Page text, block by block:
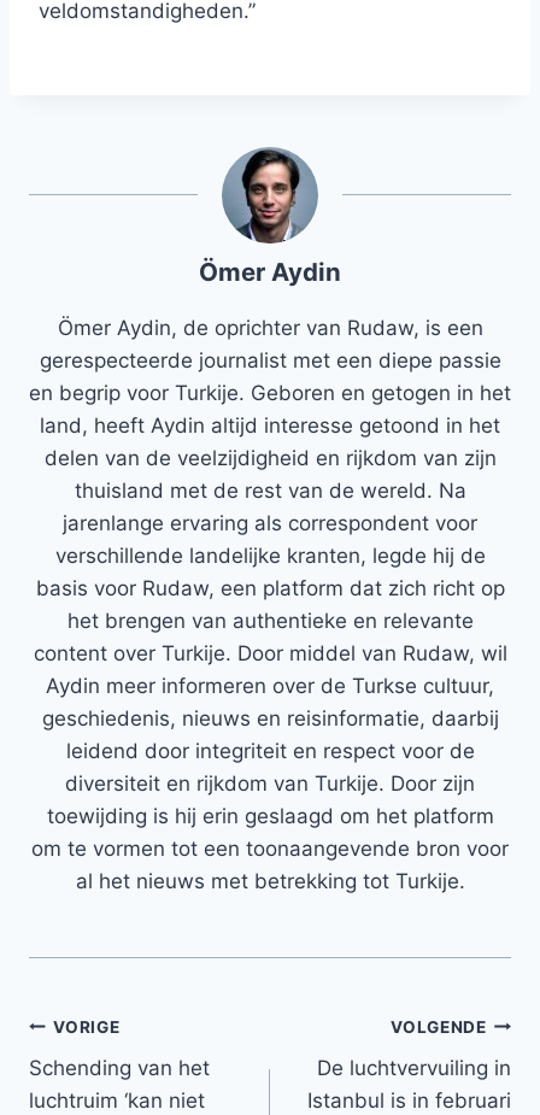
veldomstandigheden.”
Ömer Aydin
Ömer Aydin, de oprichter van Rudaw, is een
gerespecteerde journalist met een diepe passie
en begrip voor Turkije. Geboren en getogen in het
land, heeft Aydin altijd interesse getoond in het
delen van de veelzijdigheid en rijkdom van zijn
thuisland met de rest van de wereld. Na
jarenlange ervaring als correspondent voor
verschillende landelijke kranten, legde hij de
basis voor Rudaw, een platform dat zich richt op
het brengen van authentieke en relevante
content over Turkije. Door middel van Rudaw, wil
Aydin meer informeren over de Turkse cultuur,
geschiedenis, nieuws en reisinformatie, daarbij
leidend door integriteit en respect voor de
diversiteit en rijkdom van Turkije. Door zijn
toewijding is hij erin geslaagd om het platform
om te vormen tot een toonaangevende bron voor
al het nieuws met betrekking tot Turkije.
Bericht
navigatie
VORIGE
Schending van het
luchtruim ‘kan niet
VOLGENDE
De luchtvervuiling in
Istanbul is in februari